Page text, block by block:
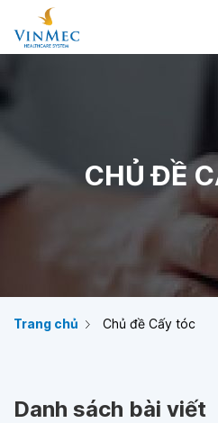
CHỦ ĐỀ
Trang chủ Chủ đề Cấy tóc
Danh sách bài viết